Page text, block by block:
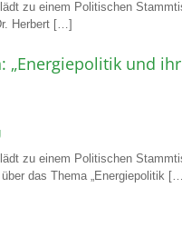
zu einem Politischen
Herbert […]
„Energiepolitik und
zu einem Politischen
das Thema „Energiepolitik